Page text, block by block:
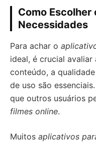
Como Escolher
Necessidades
Para achar o
ideal, é crucial
conteúdo, a
de uso são
que outros usuários
filmes online.
Muitos aplicativos